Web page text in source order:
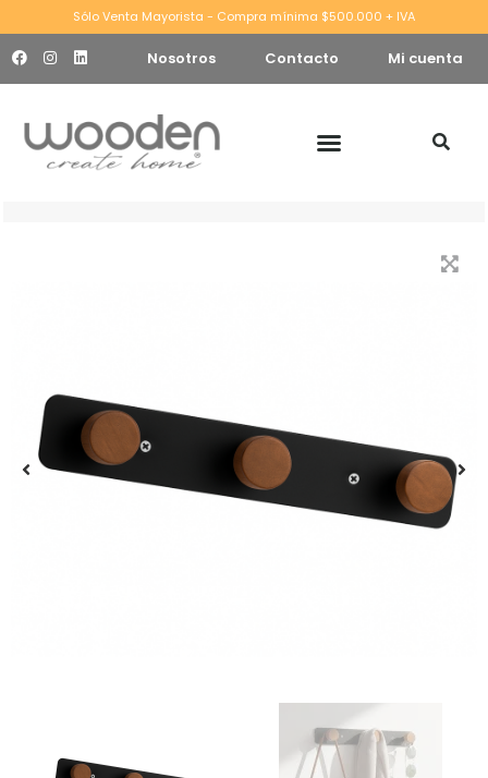
Sólo Venta Mayorista - Compra mínima $500.000 + IVA
Nosotros Contacto Mi cuenta